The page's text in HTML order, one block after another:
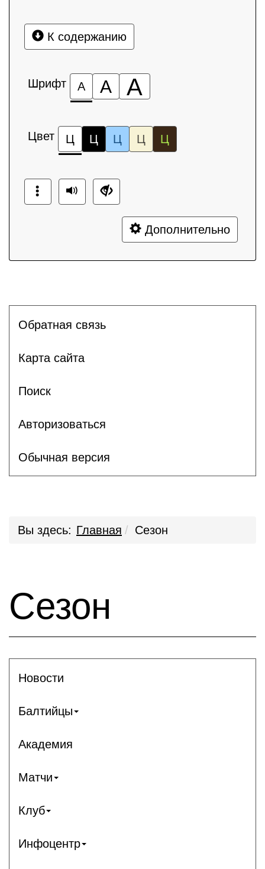
К содержанию
Шрифт А А А
Цвет Ц Ц Ц Ц Ц
Дополнительно
Обратная связь
Карта сайта
Поиск
Авторизоваться
Обычная версия
Вы здесь: Главная Сезон
Сезон
Новости
Балтийцы
Академия
Матчи
Клуб
Инфоцентр